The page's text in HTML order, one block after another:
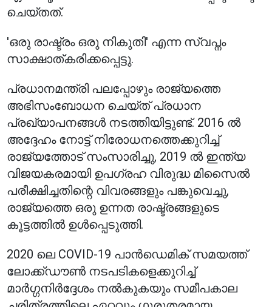
ചെയ്തത്.
'ഒരു രാഷ്ട്രം ഒരു നികുതി' എന്ന സ്വപ്നം
സാക്ഷാത്കരിക്കപ്പെട്ടു.
പ്രധാനമന്ത്രി പലപ്പോഴും രാജ്യത്തെ
അഭിസംബോധന ചെയ്ത് പ്രധാന
പ്രഖ്യാപനങ്ങൾ നടത്തിയിട്ടുണ്ട്. 2016 ൽ
അദ്ദേഹം നോട്ട് നിരോധനത്തെക്കുറിച്ച്
രാജ്യത്തോട് സംസാരിച്ചു, 2019 ൽ ഇന്ത്യ
വിജയകരമായി ഉപഗ്രഹ വിരുദ്ധ മിസൈൽ
പരീക്ഷിച്ചതിന്റെ വിവരങ്ങളും പങ്കുവെച്ചു,
രാജ്യത്തെ ഒരു ഉന്നത രാഷ്ട്രങ്ങളുടെ
കൂട്ടത്തിൽ ഉൾപ്പെടുത്തി.
2020 ലെ COVID-19 പാൻഡെമിക് സമയത്ത്
ലോക്ക്ഡൗൺ നടപടികളെക്കുറിച്ച്
മാർഗ്ഗനിർദ്ദേശം നൽകുകയും സമീപകാല